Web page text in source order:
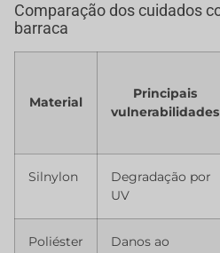
Comparação dos cuidados
barraca
Material
Principais
vulnerabilidades
Silnylon
Degradação por
UV
Poliéster
Danos ao